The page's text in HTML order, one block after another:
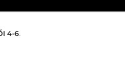
4-6.